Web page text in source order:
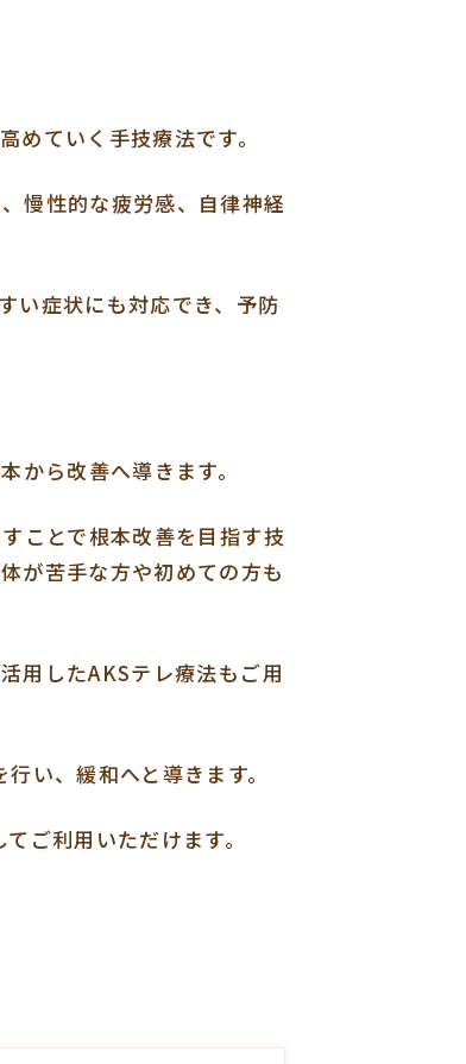
ていく手技療法です。
慢性的な疲労感、自律神経
い症状にも対応でき、予防
ら改善へ導きます。
ことで根本改善を目指す技
が苦手な方や初めての方も
用したAKSテレ療法もご用
い、緩和へと導きます。
ご利用いただけます。